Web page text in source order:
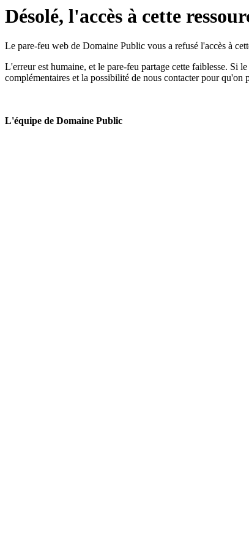
Désolé, l'accès à cette
Le pare-feu web de Domaine Public vous a refusé l'accès à
L'erreur est humaine, et le pare-feu partage cette faiblesse. Si
complémentaires et la possibilité de nous contacter pour qu'on
L'équipe de Domaine Public